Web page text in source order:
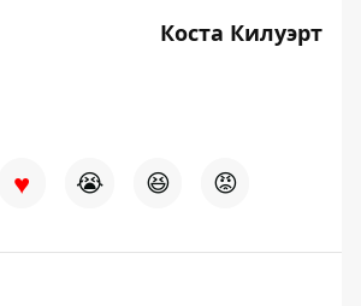
Коста Килуэрт
♥ 😭 😆 😡